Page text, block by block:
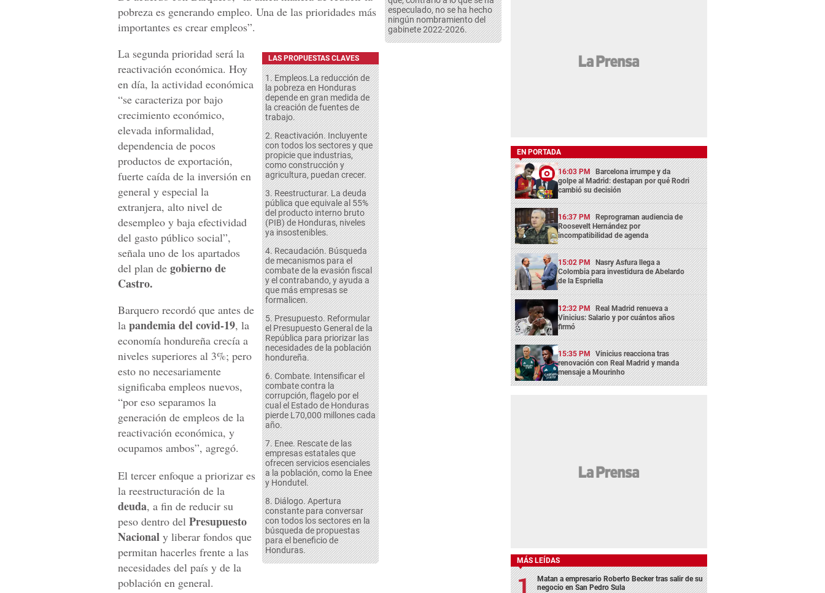
especulado, no se ha hecho
ningún nombramiento del
gabinete 2022-2026.
pobreza es generando empleo. Una de las prioridades más
importantes es crear empleos”.
LAS PROPUESTAS CLAVES
1. Empleos.La reducción de
la pobreza en Honduras
depende en gran medida de
la creación de fuentes de
trabajo.
2. Reactivación. Incluyente
con todos los sectores y que
propicie que industrias,
como construcción y
agricultura, puedan crecer.
3. Reestructurar. La deuda
pública que equivale al 55%
del producto interno bruto
(PIB) de Honduras, niveles
ya insostenibles.
4. Recaudación. Búsqueda
de mecanismos para el
combate de la evasión fiscal
y el contrabando, y ayuda a
que más empresas se
formalicen.
5. Presupuesto. Reformular
el Presupuesto General de la
República para priorizar las
necesidades de la población
hondureña.
6. Combate. Intensificar el
combate contra la
corrupción, flagelo por el
cual el Estado de Honduras
pierde L70,000 millones cada
año.
7. Enee. Rescate de las
empresas estatales que
ofrecen servicios esenciales
a la población, como la Enee
y Hondutel.
8. Diálogo. Apertura
constante para conversar
con todos los sectores en la
búsqueda de propuestas
para el beneficio de
Honduras.
La segunda prioridad será la
reactivación económica. Hoy
en día, la actividad económica
“se caracteriza por bajo
crecimiento económico,
elevada informalidad,
dependencia de pocos
productos de exportación,
fuerte caída de la inversión en
general y especial la
extranjera, alto nivel de
desempleo y baja efectividad
del gasto público social”,
señala uno de los apartados
del plan de gobierno de
Castro.
Barquero recordó que antes de
la pandemia del covid-19, la
economía hondureña crecía a
niveles superiores al 3%; pero
esto no necesariamente
significaba empleos nuevos,
“por eso separamos la
generación de empleos de la
reactivación económica, y
ocupamos ambos”, agregó.
El tercer enfoque a priorizar es
la reestructuración de la
deuda, a fin de reducir su
peso dentro del Presupuesto
Nacional y liberar fondos que
permitan hacerles frente a las
necesidades del país y de la
población en general.
EN PORTADA
16:03 PM Barcelona irrumpe y da
golpe al Madrid: destapan por qué Rodri
cambió su decisión
16:37 PM Reprograman audiencia de
Roosevelt Hernández por
incompatibilidad de agenda
15:02 PM Nasry Asfura llega a
Colombia para investidura de Abelardo
de la Espriella
12:32 PM Real Madrid renueva a
Vinicius: Salario y por cuántos años
firmó
15:35 PM Vinicius reacciona tras
renovación con Real Madrid y manda
mensaje a Mourinho
MÁS LEÍDAS
Matan a empresario Roberto Becker tras salir de su
negocio en San Pedro Sula